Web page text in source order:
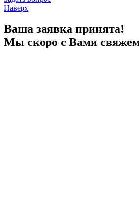
Наверх
Ваша заявка принята!
Мы скоро с Вами